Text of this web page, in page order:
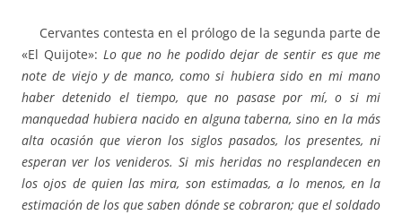
Cervantes contesta en el prólogo de la segunda parte de
«El Quijote»: Lo que no he podido dejar de sentir es que me
note de viejo y de manco, como si hubiera sido en mi mano
haber detenido el tiempo, que no pasase por mí, o si mi
manquedad hubiera nacido en alguna taberna, sino en la más
alta ocasión que vieron los siglos pasados, los presentes, ni
esperan ver los venideros. Si mis heridas no resplandecen en
los ojos de quien las mira, son estimadas, a lo menos, en la
estimación de los que saben dónde se cobraron; que el soldado